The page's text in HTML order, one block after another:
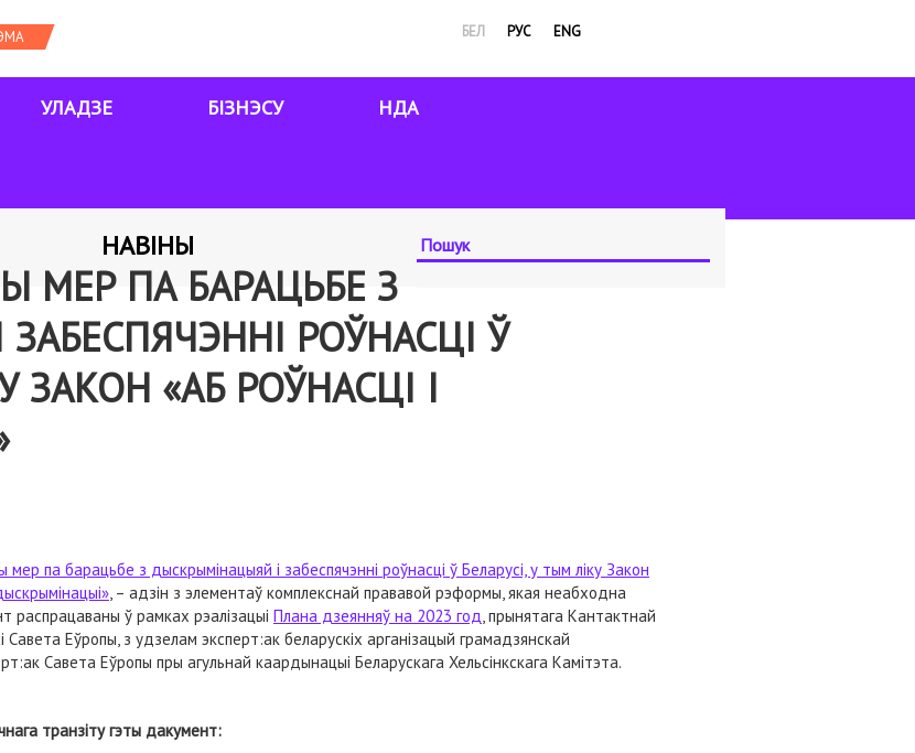
БЕЛ РУС ENG
УЛАДЗЕ БІЗНЭСУ НДА
НАВІНЫ
МЕР ПА БАРАЦЬБЕ З
РОЎНАСЦІ Ў
ЗАКОН «АБ РОЎНАСЦІ І
мер па барацьбе з дыскрымінацыяй і забеспячэнні роўнасці ў Беларусі, у тым ліку Закон
, – адзін з элементаў комплекснай прававой рэформы, якая неабходна
распрацаваны ў рамках рэалізацыі Плана дзеянняў на 2023 год, прынятага Кантактнай
Савета Еўропы, з удзелам эксперт:ак беларускіх арганізацый грамадзянскай
Савета Еўропы пры агульнай каардынацыі Беларускага Хельсінкскага Камітэта.
транзіту гэты дакумент: